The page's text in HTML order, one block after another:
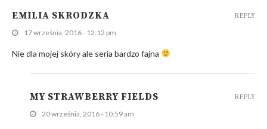
EMILIA SKRODZKA
17 września, 2016 - 12:12 pm
Nie dla mojej skóry ale seria bardzo fajna
REPLY
MY STRAWBERRY FIELDS
20 września, 2016 - 10:59 am
REPLY